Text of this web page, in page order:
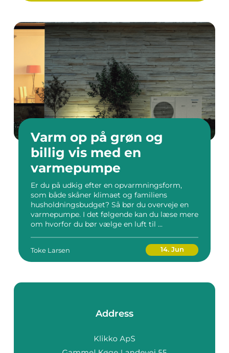
Varm op på grøn og
billig vis med en
varmepumpe
Er du på udkig efter en opvarmningsform,
som både skåner klimaet og familiens
husholdningsbudget? Så bør du overveje en
varmepumpe. I det følgende kan du læse mere
om hvorfor du bør vælge en luft til ...
Toke Larsen 14. Jun
Address